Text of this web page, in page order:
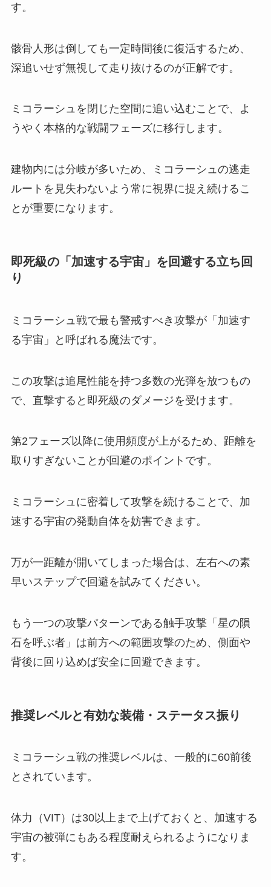
す。
骸骨人形は倒しても一定時間後に復活するため、
深追いせず無視して走り抜けるのが正解です。
ミコラーシュを閉じた空間に追い込むことで、よ
うやく本格的な戦闘フェーズに移行します。
建物内には分岐が多いため、ミコラーシュの逃走
ルートを見失わないよう常に視界に捉え続けるこ
とが重要になります。
即死級の「加速する宇宙」を回避する立ち回
り
ミコラーシュ戦で最も警戒すべき攻撃が「加速す
る宇宙」と呼ばれる魔法です。
この攻撃は追尾性能を持つ多数の光弾を放つもの
で、直撃すると即死級のダメージを受けます。
第2フェーズ以降に使用頻度が上がるため、距離を
取りすぎないことが回避のポイントです。
ミコラーシュに密着して攻撃を続けることで、加
速する宇宙の発動自体を妨害できます。
万が一距離が開いてしまった場合は、左右への素
早いステップで回避を試みてください。
もう一つの攻撃パターンである触手攻撃「星の隕
石を呼ぶ者」は前方への範囲攻撃のため、側面や
背後に回り込めば安全に回避できます。
推奨レベルと有効な装備・ステータス振り
ミコラーシュ戦の推奨レベルは、一般的に60前後
とされています。
体力（VIT）は30以上まで上げておくと、加速する
宇宙の被弾にもある程度耐えられるようになりま
す。